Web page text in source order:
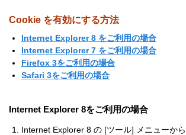
Cookie を有効にする方法
Internet Explorer 8 をご利用の場合
Internet Explorer 7 をご利用の場合
Firefox 3をご利用の場合
Safari 3をご利用の場合
Internet Explorer 8をご利用の場合
Internet Explorer 8 の [ツール] メニューか